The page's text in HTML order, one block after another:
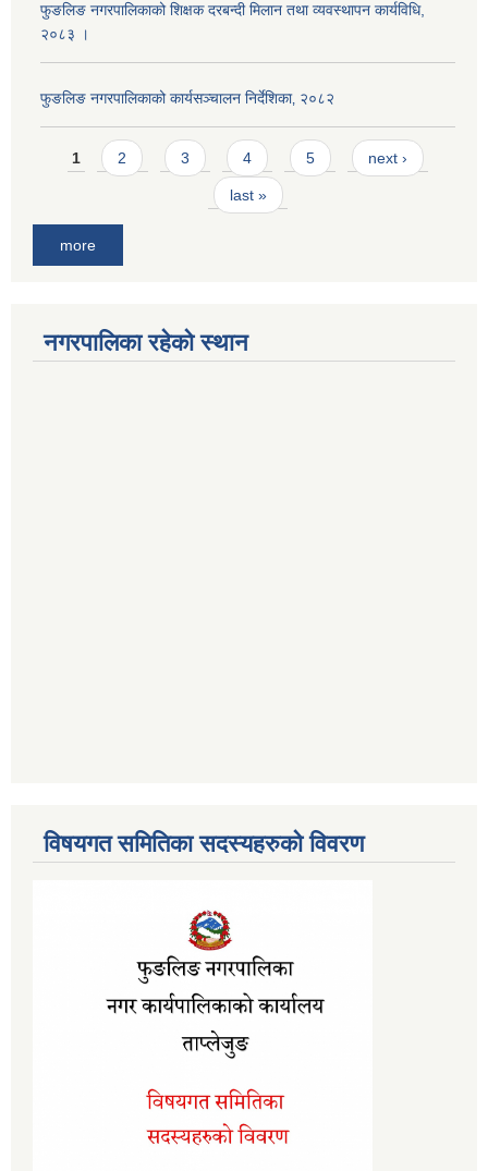
फुङलिङ नगरपालिकाको शिक्षक दरबन्दी मिलान तथा व्यवस्थापन कार्यविधि,
२०८३ ।
फुङलिङ नगरपालिकाको कार्यसञ्चालन निर्देशिका‚ २०८२
Pages
1 2 3 4 5 next ›
last »
more
नगरपालिका रहेको स्थान
विषयगत समितिका सदस्यहरुको विवरण